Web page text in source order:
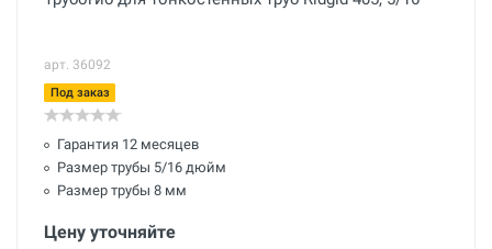
арт. 36092
Под заказ
Гарантия 12 месяцев
Размер трубы 5/16 дюйм
Размер трубы 8 мм
Цену уточняйте